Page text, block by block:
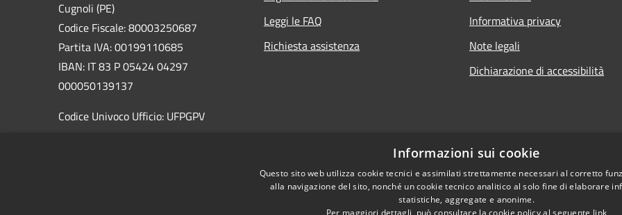
Cugnoli (PE)
Codice Fiscale: 80003250687
Partita IVA: 00199110685
IBAN: IT 83 P 05424 04297
000050139137
Codice Univoco Ufficio: UFPGPV
Leggi le FAQ
Richiesta assistenza
Informativa privacy
Note legali
Dichiarazione di accessibilità
Informazioni sui cookie
Questo sito web utilizza cookie tecnici e assimilati strettamente necessari al corretto
alla navigazione del sito, nonché un cookie tecnico analitico al solo fine di elaborare
statistiche, aggregate e anonime.
Per maggiori dettagli, può consultare la cookie policy al seguente link